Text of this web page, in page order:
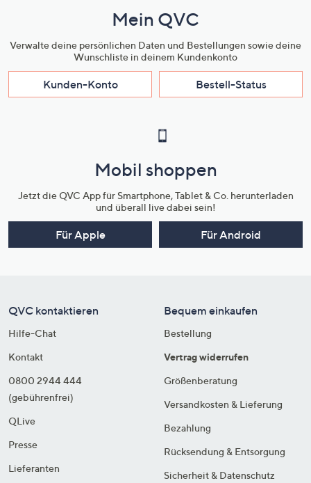
Mein QVC
Verwalte deine persönlichen Daten und Bestellungen sowie deine
Wunschliste in deinem Kundenkonto
Kunden-Konto Bestell-Status
Mobil shoppen
Jetzt die QVC App für Smartphone, Tablet & Co. herunterladen
und überall live dabei sein!
Für Apple Für Android
QVC kontaktieren
Hilfe-Chat
Kontakt
0800 2944 444
(gebührenfrei)
QLive
Presse
Lieferanten
Bequem einkaufen
Bestellung
Vertrag widerrufen
Größenberatung
Versandkosten & Lieferung
Bezahlung
Rücksendung & Entsorgung
Sicherheit & Datenschutz